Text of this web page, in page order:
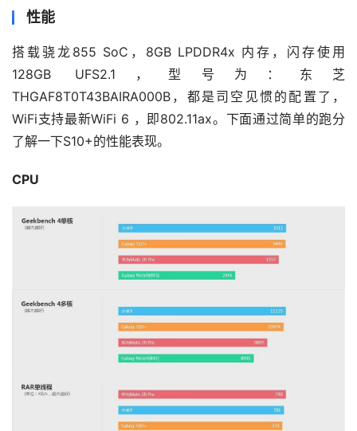
性能
搭载骁龙855 SoC，8GB LPDDR4x 内存，闪存使用
128GB UFS2.1，型号为：东芝
THGAF8T0T43BAIRA000B，都是司空见惯的配置了，
WiFi支持最新WiFi 6 ，即802.11ax。下面通过简单的跑分
了解一下S10+的性能表现。
CPU